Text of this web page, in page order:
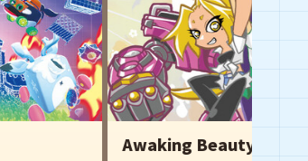
Awaking Beauty